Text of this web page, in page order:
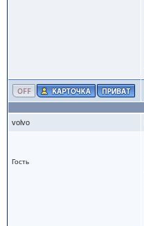
volvo
Гость